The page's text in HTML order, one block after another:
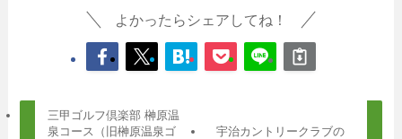
よかったらシェアしてね！
三甲ゴルフ倶楽部 榊原温
泉コース（旧榊原温泉ゴ
宇治カントリークラブの